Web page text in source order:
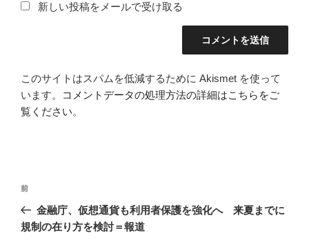
新しい投稿をメールで受け取る
このサイトはスパムを低減するために Akismet を使って
います。
コメントデータの処理方法の詳細はこちらをご
覧ください。
投
ナ
前
の
投
前
金融庁、仮想通貨も利用者保護を強化へ 来夏までに
規制の在り方を検討＝報道